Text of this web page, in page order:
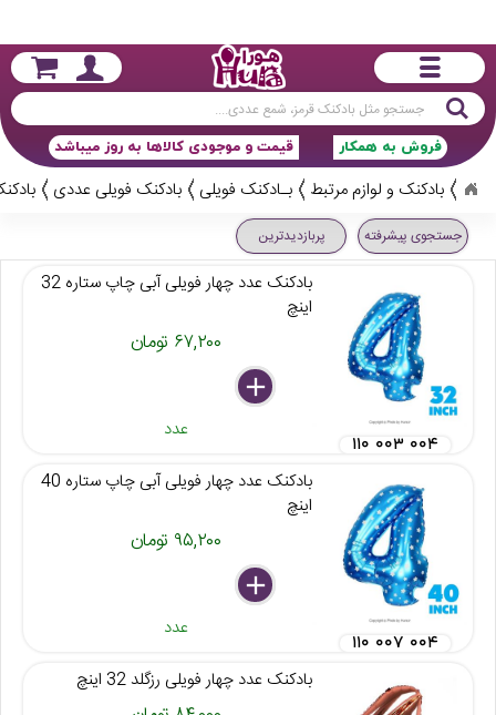
جستجو
قیمت و موجودی کالاها به روز میباشد فروش به همکار
بادکنک و لوازم مرتبط بـادکنک فویلی بادکنک فویلی عددی
جستجوی پیشرفته پربازدیدترین
بادکنک عدد چهار فویلی آبی چاپ ستاره 32
اینچ
۶۷,۲۰۰ تومان
delete
remove
add
عدد
۱۱۰ ۰۰۳ ۰۰۴
بادکنک عدد چهار فویلی آبی چاپ ستاره 40
اینچ
۹۵,۲۰۰ تومان
delete
remove
add
عدد
۱۱۰ ۰۰۷ ۰۰۴
بادکنک عدد چهار فویلی رزگلد 32 اینچ